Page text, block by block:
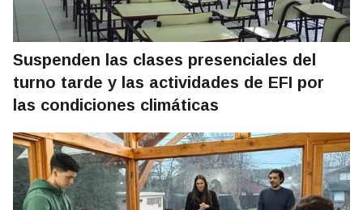
Suspenden las clases presenciales del
turno tarde y las actividades de EFI por
las condiciones climáticas